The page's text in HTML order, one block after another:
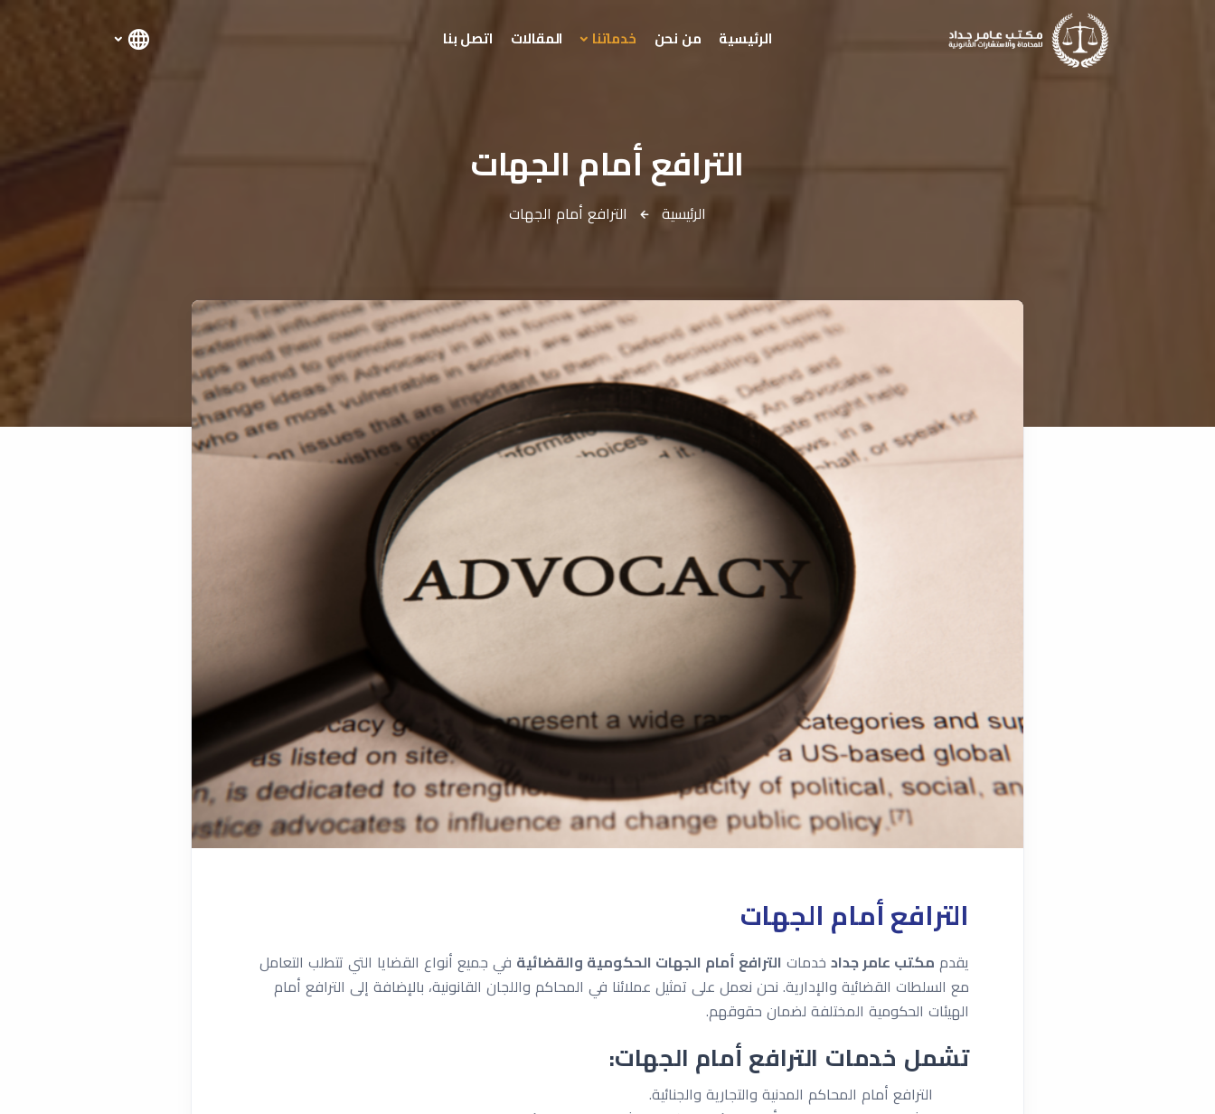
الرئيسية من نحن خدماتنا المقالات اتصل بنا
الترافع أمام الجهات
الرئيسية الترافع أمام الجهات
الترافع أمام الجهات
يقدم مكتب عامر جداد خدمات الترافع أمام الجهات الحكومية والقضائية في جميع أنواع القضايا التي تتطلب التعامل
مع السلطات القضائية والإدارية. نحن نعمل على تمثيل عملائنا في المحاكم واللجان القانونية، بالإضافة إلى الترافع أمام
الهيئات الحكومية المختلفة لضمان حقوقهم.
تشمل خدمات الترافع أمام الجهات:
الترافع أمام المحاكم المدنية والتجارية والجنائية.